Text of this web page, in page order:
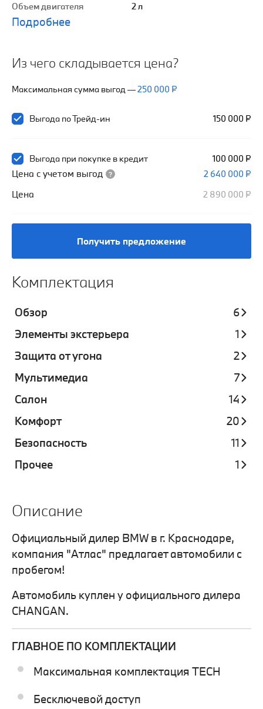
Объем двигателя
2 л
Подробнее
Из чего складывается цена?
Максимальная сумма выгод—250 000 ₽
150 000 ₽
Выгода по Трейд-ин
100 000 ₽
Выгода при покупке в кредит
Цена с учетом выгод 2 640 000 ₽
Цена 2 890 000 ₽
Получить предложение
Комплектация
Обзор
6
Элементы экстерьера
1
Защита от угона
2
Мультимедиа
7
Салон
14
Комфорт
20
Безопасность
11
Прочее
1
Описание
Официальный дилер BMW в г. Краснодаре,
компания "Атлас" предлагает автомобили с
пробегом!
Автомобиль куплен у официального дилера
CHANGAN.
ГЛАВНОЕ ПО КОМПЛЕКТАЦИИ
Максимальная комплектация TECH
Бесключевой доступ